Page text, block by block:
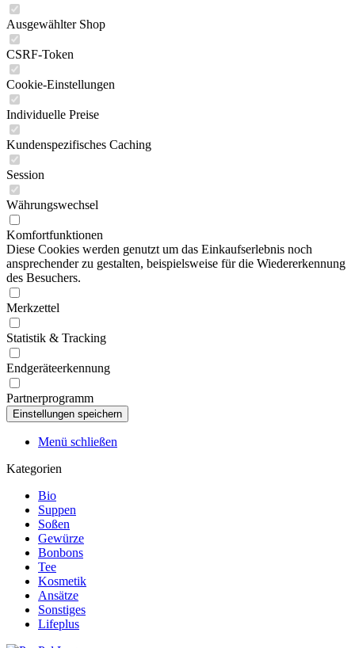
Ausgewählter Shop
CSRF-Token
Cookie-Einstellungen
Individuelle Preise
Kundenspezifisches Caching
Session
Währungswechsel
Komfortfunktionen
Diese Cookies werden genutzt um das Einkaufserlebnis noch
ansprechender zu gestalten, beispielsweise für die Wiedererkennung
des Besuchers.
Merkzettel
Statistik & Tracking
Endgeräteerkennung
Partnerprogramm
Menü schließen
Kategorien
Bio
Suppen
Soßen
Gewürze
Bonbons
Tee
Kosmetik
Ansätze
Sonstiges
Lifeplus